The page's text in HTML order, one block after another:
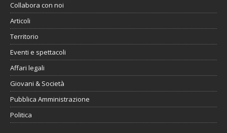
Collabora con noi
Articoli
Territorio
Eventi e spettacoli
Affari legali
Giovani & Società
Pubblica Amministrazione
Politica